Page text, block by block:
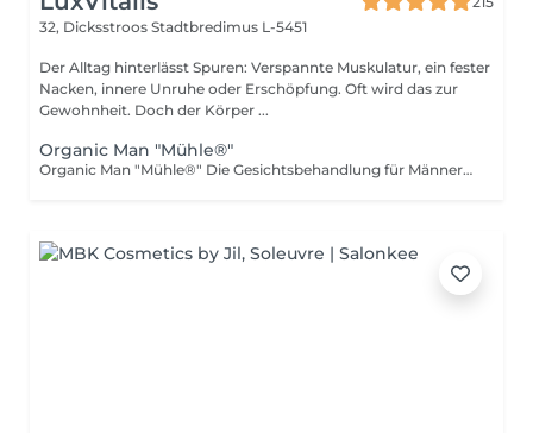
32, Dicksstroos Stadtbredimus L-5451
Der Alltag hinterlässt Spuren: Verspannte Muskulatur, ein fester
Nacken, innere Unruhe oder Erschöpfung. Oft wird das zur
Gewohnheit. Doch der Körper ...
Organic Man "Mühle®"
Organic Man "Mühle®" Die Gesichtsbehandlung für Männerhaut: reinigend, ausgleichend und beruhigend. Ideal bei Unreinheiten oder gestresster Haut. Feinste Aromen vereint mit dem Besten, was uns die Natur schenken kann: In der Naturkosmetikserie ORGANIC verbindet MÜHLE Nachhaltigkeit mit Luxus. Reines Arganöl, pflegende Sheabutter, die Aloe Vera Heilkraft oder beruhigende Calendula und Kamille jeder einzelne Inhaltsstoffe stammt aus kontrolliert-biologischem Anbau oder Wildsammlung.